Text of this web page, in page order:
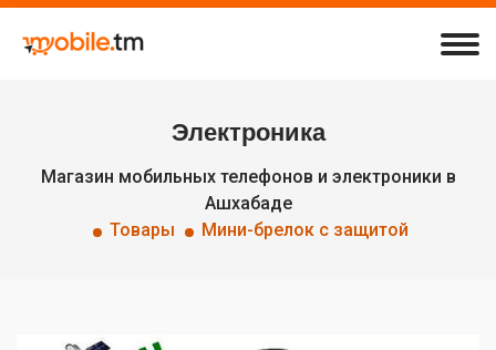
Электроника
Магазин мобильных телефонов и электроники в
Ашхабаде
Товары
Мини-брелок с защитой